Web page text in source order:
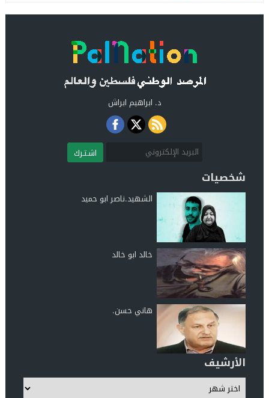
د. ابراهيم ابراش
اشـتـرك
شخصيات
الشهيد.ناصر ابو حميد
خالد ابو خالد
هاني حسن.
الأرشيف